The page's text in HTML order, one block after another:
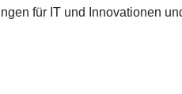
für IT und Innovationen